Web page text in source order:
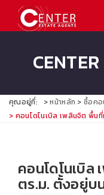
คุณอยู่ที่: หน้าหลัก ซื้อคอ
คอนโดโนเบิล เพลินจิต พื้น
คอนโดโนเบิล
ตร.ม. ตั้งอยู่บ